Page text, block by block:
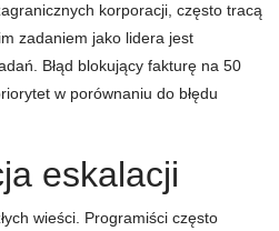
korporacji, często tracą
zadaniem jako lidera jest
Błąd blokujący fakturę na 50
w porównaniu do błędu
eskalacji
wieści. Programiści często